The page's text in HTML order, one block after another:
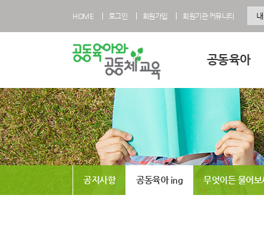
HOME 로그인 회원가입 회원기관 커뮤니티
공동육아
공동육아란
공동육아 영유아
공동육아 초등과정
공동육아사회적
전국공동육아현황
공지사항 공동육아 ing 무엇이든 물어보